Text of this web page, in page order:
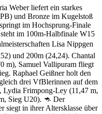
Weber liefert ein starkes
und Bronze im Kugelstoß
im Hochsprung-Finale
im 100m-Halbfinale W15
Lisa Nippgen
und 200m (24,24). Chantal
m), Samuel Vallipuram fliegt
Raphael Geißner holt den
drei VfBlerinnen auf dem
Lydia Frimpong-Ley (11,47 m,
Sieg U20). 🦘 Der
siegt in ihrer Altersklasse über